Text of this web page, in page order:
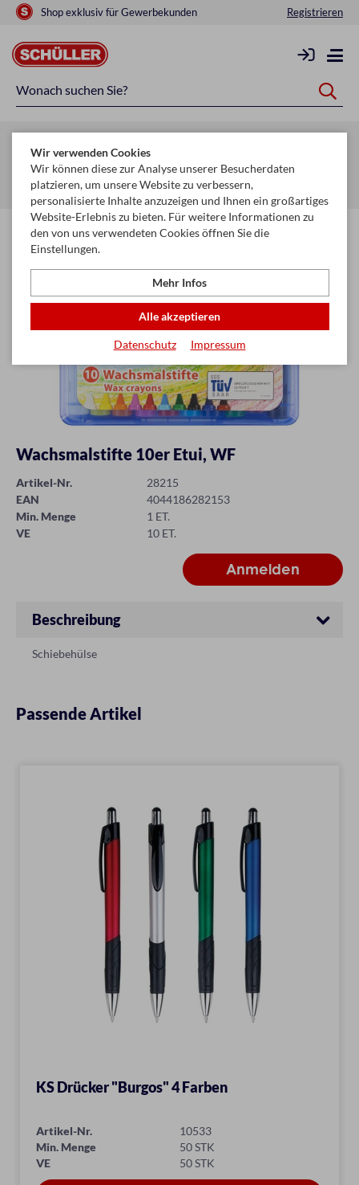
Shop exklusiv für Gewerbekunden Registrieren
Startseite Schule & Büro
Schreiben, Zeichnen & Korrigieren
Ölkreide
Wachsmalstifte 10er Etui, WF
Artikel-Nr.
28215
EAN
4044186282153
Min. Menge
1 ET.
VE
10 ET.
Beschreibung
Schiebehülse
Passende Artikel
KS Drücker "Burgos" 4 Farben
Artikel-Nr.
10533
Min. Menge
50 STK
VE
50 STK
Wir verwenden Cookies
Wir können diese zur Analyse unserer Besucherdaten
platzieren, um unsere Website zu verbessern,
personalisierte Inhalte anzuzeigen und Ihnen ein großartiges
Website-Erlebnis zu bieten. Für weitere Informationen zu
den von uns verwendeten Cookies öffnen Sie die
Einstellungen.
Mehr Infos
Alle akzeptieren
Datenschutz Impressum